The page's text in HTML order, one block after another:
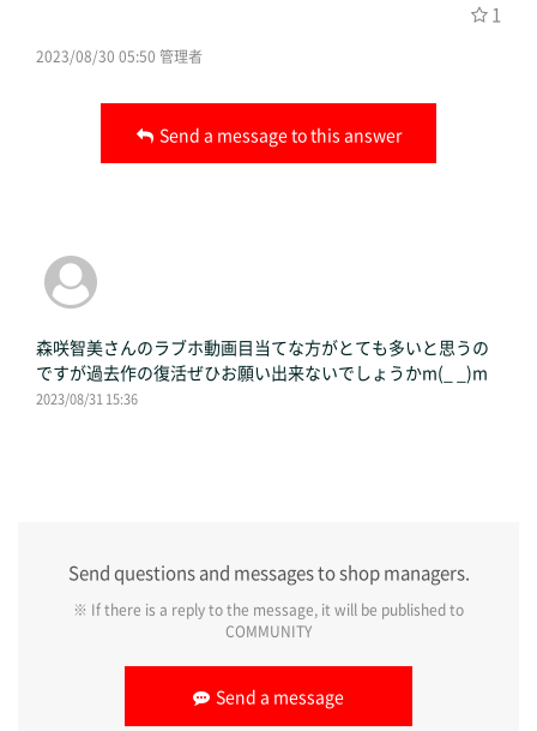
1
2023/08/30 05:50 管理者
Send a message to this answer
森咲智美さんのラブホ動画目当てな方がとても多いと思うの
ですが過去作の復活ぜひお願い出来ないでしょうかm(_ _)m
2023/08/31 15:36
Send questions and messages to shop managers.
※ If there is a reply to the message, it will be published to
COMMUNITY
Send a message